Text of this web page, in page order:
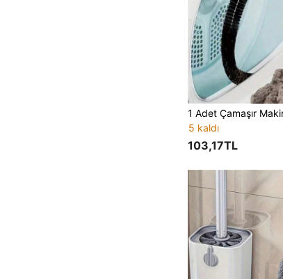
5 kaldı
103,17TL